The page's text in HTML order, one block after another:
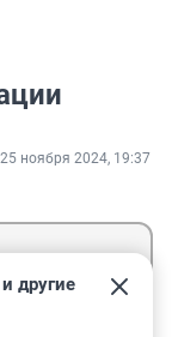
25 ноября 2024, 19:37
другие